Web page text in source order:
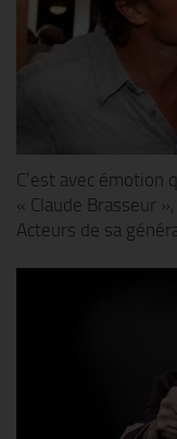
C’est avec émotion
« Claude Brasseur
Acteurs de sa